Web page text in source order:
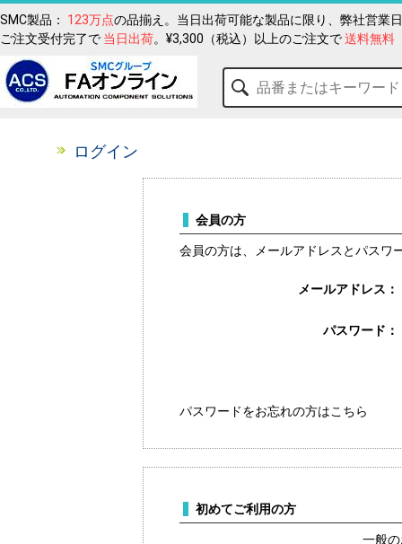
SMC製品： 123万点の品揃え。当日出荷可能な製品に限り、弊社営業
ご注文受付完了で 当日出荷。¥3,300（税込）以上のご注文で送料無料
ログイン
会員の方
会員の方は、メールアドレスとパスワ
メールアドレス：
パスワード：
パスワードをお忘れの方はこちら
初めてご利用の方
一般